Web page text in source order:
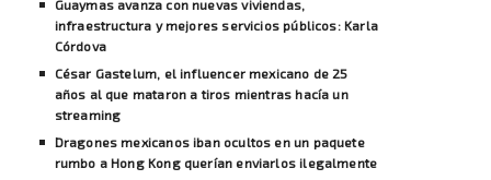
Guaymas avanza con nuevas viviendas,
infraestructura y mejores servicios públicos: Karla
Córdova
César Gastelum, el influencer mexicano de 25
años al que mataron a tiros mientras hacía un
streaming
Dragones mexicanos iban ocultos en un paquete
rumbo a Hong Kong querían enviarlos ilegalmente